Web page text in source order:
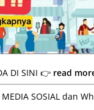
DI SINI 👉 read
SOSIAL dan